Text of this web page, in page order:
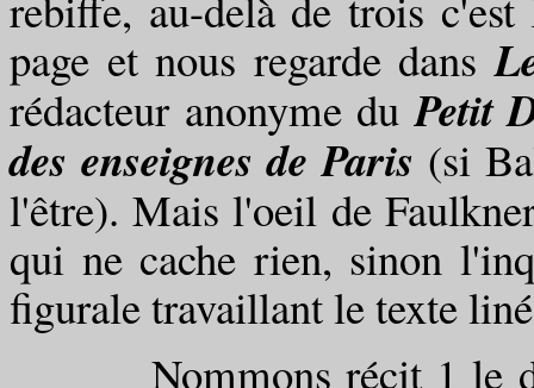
page et nous regarde dans
rédacteur anonyme duPetit
des enseignes de Paris (si
l'être). Mais l'oeil de
qui ne cache rien, sinon
figurale travaillant le texte
Nommons récit 1 le dit